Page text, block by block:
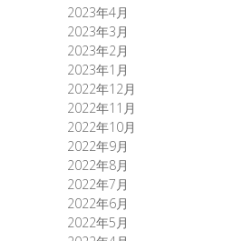
2023年4月
2023年3月
2023年2月
2023年1月
2022年12月
2022年11月
2022年10月
2022年9月
2022年8月
2022年7月
2022年6月
2022年5月